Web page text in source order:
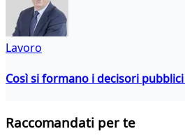
Lavoro
Così si formano i decisori
Raccomandati per te